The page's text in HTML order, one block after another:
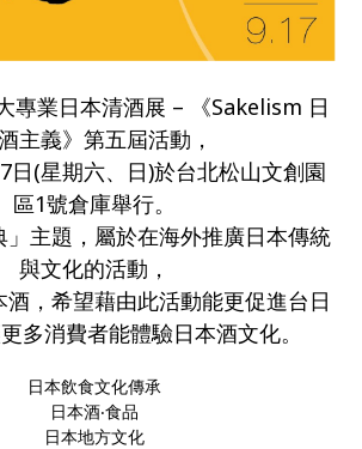
專業日本清酒展 – 《Sakelism 日
主義》第五屆活動，
日(星期六、日)於台北松山文創園
區1號倉庫舉行。
」主題，屬於在海外推廣日本傳統
與文化的活動，
，希望藉由此活動能更促進台日
多消費者能體驗日本酒文化。
日本飲食文化傳承
日本酒‧食品
日本地方文化